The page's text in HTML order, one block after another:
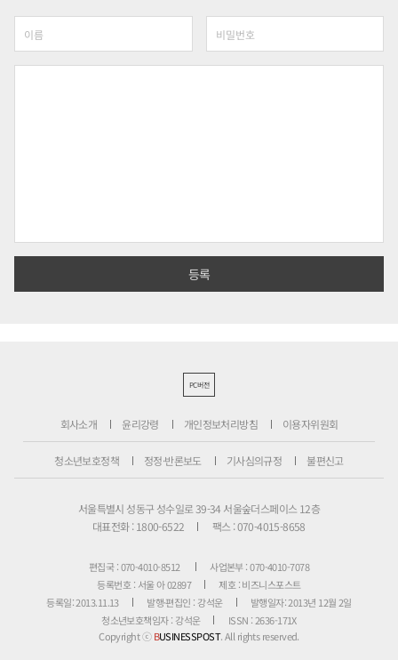
PC버전
회사소개 윤리강령 개인정보처리방침 이용자위원회
청소년보호정책 정정·반론보도 기사심의규정 불편신고
서울특별시 성동구 성수일로 39-34 서울숲더스페이스 12층
대표전화 : 1800-6522
팩스 : 070-4015-8658
편집국 : 070-4010-8512
사업본부 : 070-4010-7078
등록번호 : 서울 아 02897
제호 : 비즈니스포스트
등록일: 2013.11.13
발행·편집인 : 강석운
발행일자: 2013년 12월 2일
청소년보호책임자 : 강석운
ISSN : 2636-171X
Copyright ⓒBUSINESSPOST. All rights reserved.